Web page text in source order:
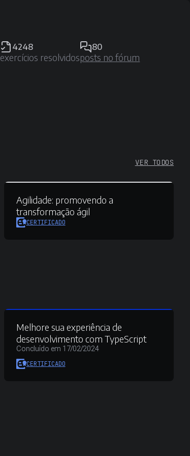
4248
exercícios resolvidos
80
posts no fórum
VER TODOS
Agilidade: promovendo a
transformação ágil
CERTIFICADO
Melhore sua experiência de
desenvolvimento com TypeScript
Concluído em 17/02/2024
CERTIFICADO